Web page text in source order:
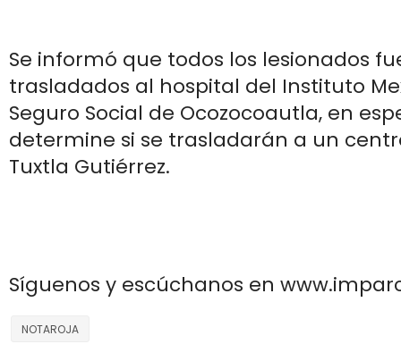
Se informó que todos los lesionados
trasladados al hospital del Instituto
Seguro Social de Ocozocoautla, en
determine si se trasladarán a un
Tuxtla Gutiérrez.
Síguenos y escúchanos en
NOTAROJA